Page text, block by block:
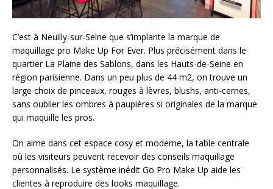
C’est à Neuilly-sur-Seine que s’implante la marque de
maquillage pro Make Up For Ever. Plus précisément dans le
quartier La Plaine des Sablons, dans les Hauts-de-Seine en
région parisienne. Dans un peu plus de 44 m2, on trouve un
large choix de pinceaux, rouges à lèvres, blushs, anti-cernes,
sans oublier les ombres à paupières si originales de la marque
qui maquille les pros.
On aime dans cet espace cosy et moderne, la table centrale
où les visiteurs peuvent recevoir des conseils maquillage
personnalisés. Le système inédit Go Pro Make Up aide les
clientes à reproduire des looks maquillage.